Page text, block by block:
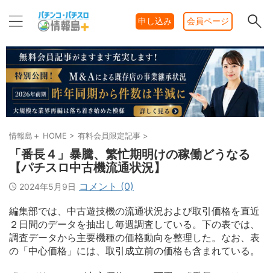
申し込み 会員ページ
情報島＋ HOME > 有料会員限定記事 >
「番長４」暴騰、繁忙期明けの稼働どうなる
【パチスロ中古機流通状況】
2024年5月9日 コメント (0)
編集部では、中古遊技機の流通状況および取引価格を直近
２日間のデータを抽出し毎週調査している。下の表では、
調査データから主要機種の価格動向を整理した。なお、表
の「中心価格」には、取引成立前の価格も含まれている。